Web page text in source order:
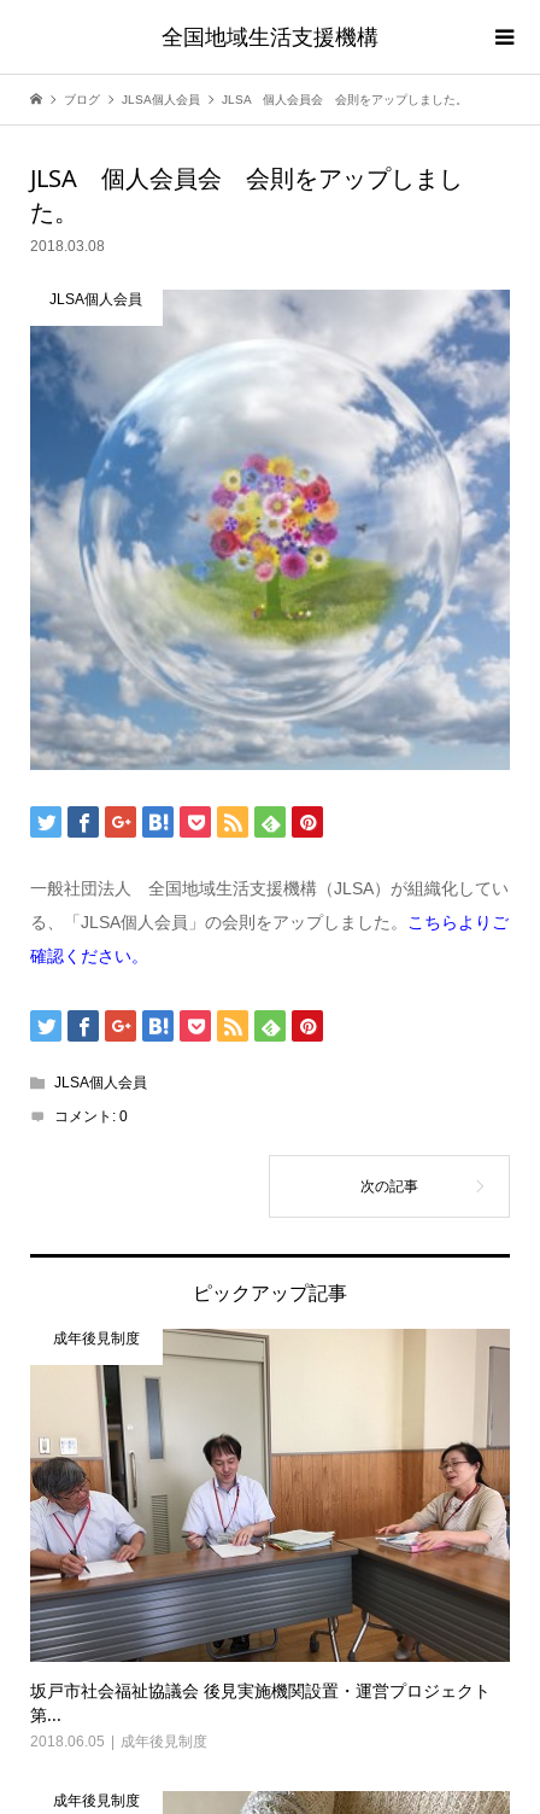
全国地域生活支援機構
ブログ JLSA個人会員 JLSA 個人会員会 会則をアップしました。
JLSA 個人会員会 会則をアップしまし
た。
2018.03.08
JLSA個人会員
一般社団法人 全国地域生活支援機構（JLSA）が組織化してい
る、「JLSA個人会員」の会則をアップしました。 こちらよりご
確認ください。
JLSA個人会員
コメント: 0
ピックアップ記事
成年後見制度
坂戸市社会福祉協議会 後見実施機関設置・運営プロジェクト
第...
2018.06.05 成年後見制度
成年後見制度